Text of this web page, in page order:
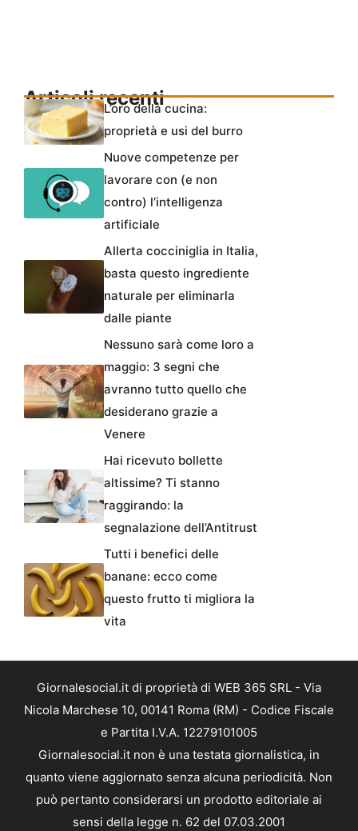
Articoli recenti
L’oro della cucina:
proprietà e usi del burro
Nuove competenze per
lavorare con (e non
contro) l’intelligenza
artificiale
Allerta cocciniglia in Italia,
basta questo ingrediente
naturale per eliminarla
dalle piante
Nessuno sarà come loro a
maggio: 3 segni che
avranno tutto quello che
desiderano grazie a
Venere
Hai ricevuto bollette
altissime? Ti stanno
raggirando: la
segnalazione dell’Antitrust
Tutti i benefici delle
banane: ecco come
questo frutto ti migliora la
vita
Giornalesocial.it di proprietà di WEB 365 SRL - Via
Nicola Marchese 10, 00141 Roma (RM) - Codice Fiscale
e Partita I.V.A. 12279101005
Giornalesocial.it non è una testata giornalistica, in
quanto viene aggiornato senza alcuna periodicità. Non
può pertanto considerarsi un prodotto editoriale ai
sensi della legge n. 62 del 07.03.2001